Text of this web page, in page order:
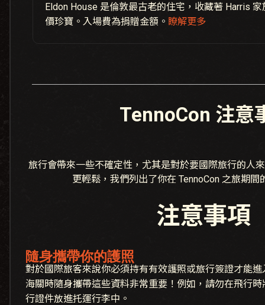
Eldon House 是倫敦最古老的住宅，收藏著 Harris
價珍寶。入場費為捐贈金額。 瞭解更多
TennoCon 注意
旅行會帶來一些不確定性，尤其是對於要國際旅行的人
更輕鬆，我們列出了你在 TennoCon 之旅期間
注意事項
隨身攜帶你的護照
對於國際旅客來說你必須持有有效護照或旅行簽證才能
海關時隨身攜帶這些資料非常重要！例如，請勿在飛行
行證件放進托運行李中。